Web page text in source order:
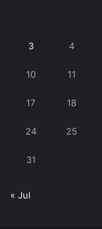
3 4
10 11
17 18
24 25
31
« Jul